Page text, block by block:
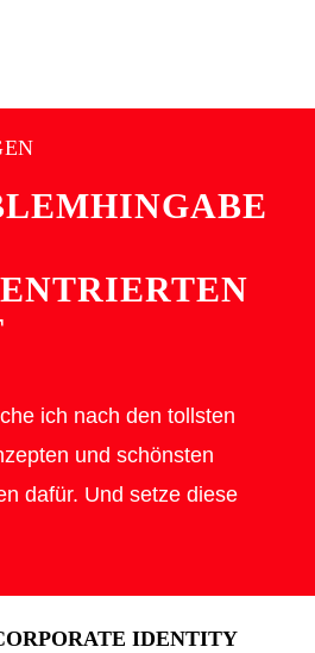
ich nach den tollsten
und schönsten
dafür. Und setze diese
IDENTITY